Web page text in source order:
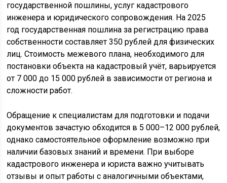
государственной пошлины, услуг кадастрового
инженера и юридического сопровождения. На 2025
год государственная пошлина за регистрацию права
собственности составляет 350 рублей для физических
лиц. Стоимость межевого плана, необходимого для
постановки объекта на кадастровый учёт, варьируется
от 7 000 до 15 000 рублей в зависимости от региона и
сложности работ.
Обращение к специалистам для подготовки и подачи
документов зачастую обходится в 5 000–12 000 рублей,
однако самостоятельное оформление возможно при
наличии базовых знаний и времени. При выборе
кадастрового инженера и юриста важно учитывать
отзывы и опыт работы с аналогичными объектами,